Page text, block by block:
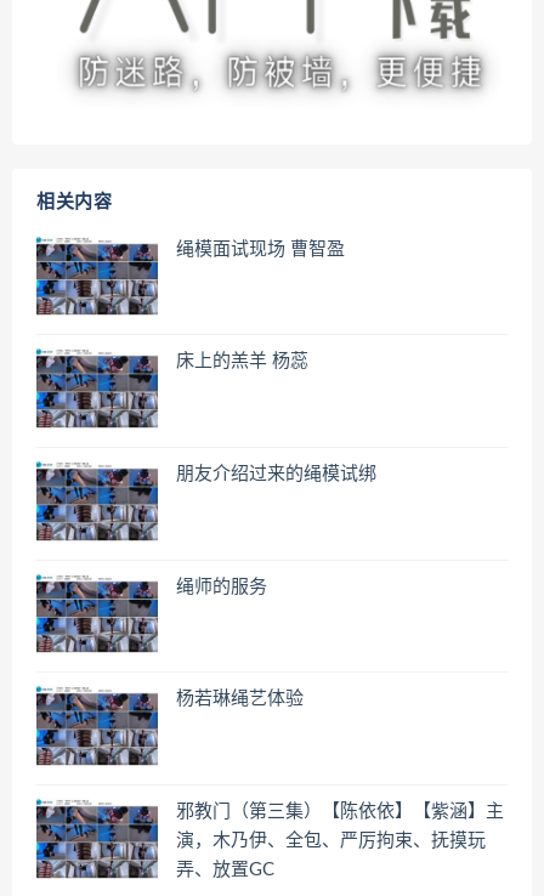
相关内容
绳模面试现场 曹智盈
床上的羔羊 杨蕊
朋友介绍过来的绳模试绑
绳师的服务
杨若琳绳艺体验
邪教门（第三集）【陈依依】【紫涵】主
演，木乃伊、全包、严厉拘束、抚摸玩
弄、放置GC